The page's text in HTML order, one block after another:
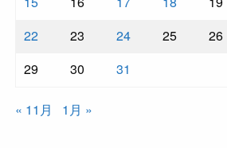
22
23 24 25 26
29
30 31
« 11月 1月 »